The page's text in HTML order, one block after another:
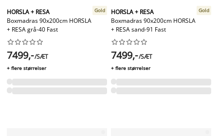
HORSLA + RESA
Boxmadras 90x200cm HORSLA
+ RESA grå-40 Fast
Gold






7499,-/SÆT
+ flere størrelser
HORSLA + RESA
Boxmadras 90x200cm HORSLA
+ RESA sand-91 Fast
Gold






7499,-/SÆT
+ flere størrelser